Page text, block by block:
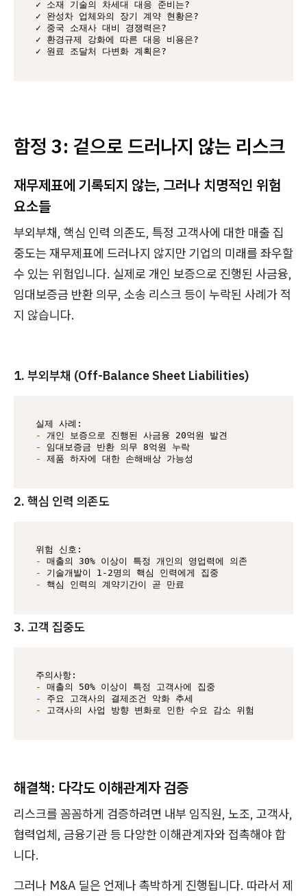
✓ 소재 기술의 차세대 대응 준비는?
✓ 완성차 업체와의 장기 계약 현황은?
✓ 중국 소재사 대비 경쟁력은?
✓ 환경규제 강화에 따른 대응 비용은?
✓ 원료 조달처 다변화 계획은?
함정 3: 겉으로 드러나지 않는 리스크
재무제표에 기록되지 않는, 그러나 치명적인 위험
요소들
부외부채, 핵심 인력 의존도, 특정 고객사에 대한 매출 집
중도는 재무제표에 드러나지 않지만 기업의 미래를 좌우할
수 있는 위험입니다. 실제로 개인 보증으로 진행된 사금융,
임대보증금 반환 의무, 소송 리스크 등이 누락된 사례가 적
지 않습니다.
1. 부외부채 (Off-Balance Sheet Liabilities)
-
-
-
제품 하자에 대한 손해배상 가능성
2. 핵심 인력 의존도
-
-
-
핵심 인력의 계약기간이 곧 만료
3. 고객 집중도
-
-
-
고객사의 사업 방향 변화로 인한 수요 감소 위험
해결책: 다각도 이해관계자 검증
리스크를 꼼꼼하게 검증하려면 내부 임직원, 노조, 고객사,
협력업체, 금융기관 등 다양한 이해관계자와 접촉해야 합
니다.
그러나 M&A 딜은 언제나 촉박하게 진행됩니다. 따라서 제